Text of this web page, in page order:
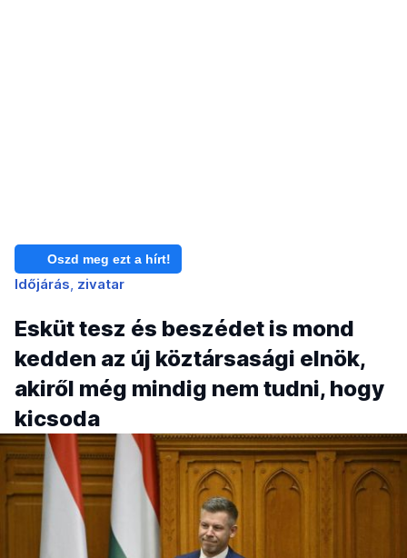
Oszd meg ezt a hírt!
Időjárás zivatar
Esküt tesz és beszédet is mond
kedden az új köztársasági elnök,
akiről még mindig nem tudni, hogy
kicsoda